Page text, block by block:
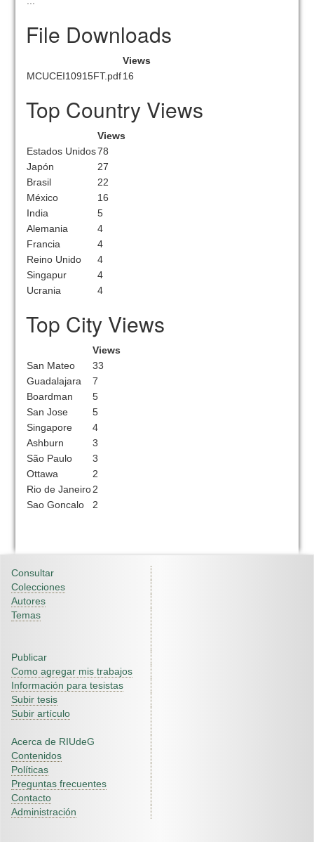
File Downloads
Views
MCUCEI10915FT.pdf16
Top Country Views
Views
Estados Unidos78
Japón
27
Brasil
22
México
16
India
5
Alemania
4
Francia
4
Reino Unido
4
Singapur
4
Ucrania
4
Top City Views
Views
San Mateo
33
Guadalajara
7
Boardman
5
San Jose
5
Singapore
4
Ashburn
3
São Paulo
3
Ottawa
2
Rio de Janeiro2
Sao Goncalo
2
Consultar
Colecciones
Autores
Temas
Publicar
Como agregar mis trabajos
Información para tesistas
Subir tesis
Subir artículo
Acerca de RIUdeG
Contenidos
Políticas
Preguntas frecuentes
Contacto
Administración